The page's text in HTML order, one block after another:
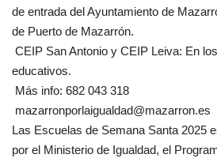
de entrada del Ayuntamiento de
de Puerto de Mazarrón.
CEIP San Antonio y CEIP Leiva: En
educativos.
Más info: 682 043 318
mazarronporlaigualdad@mazarron.es
Las Escuelas de Semana Santa 2025
por el Ministerio de Igualdad, el